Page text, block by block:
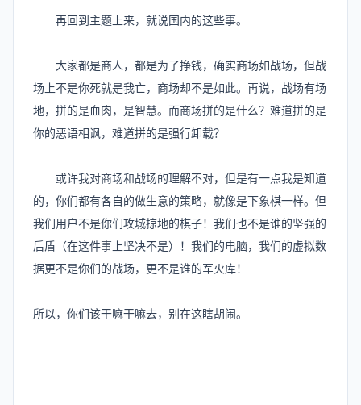
再回到主题上来，就说国内的这些事。
大家都是商人，都是为了挣钱，确实商场如战场，但战
场上不是你死就是我亡，商场却不是如此。再说，战场有场
地，拼的是血肉，是智慧。而商场拼的是什么？难道拼的是
你的恶语相讽，难道拼的是强行卸载？
或许我对商场和战场的理解不对，但是有一点我是知道
的，你们都有各自的做生意的策略，就像是下象棋一样。但
我们用户不是你们攻城掠地的棋子！我们也不是谁的坚强的
后盾（在这件事上坚决不是）！我们的电脑，我们的虚拟数
据更不是你们的战场，更不是谁的军火库！
所以，你们该干嘛干嘛去，别在这瞎胡闹。